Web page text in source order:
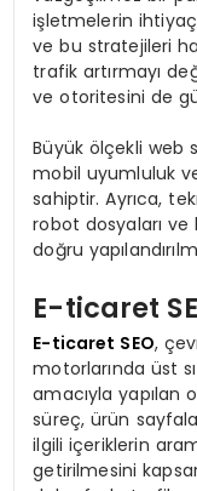
işletmelerin
ve bu stratejileri
trafik artırmayı
ve otoritesini de
Büyük ölçekli web
mobil uyumluluk
sahiptir. Ayrıca,
robot dosyaları ve
doğru
E-ticaret
E-ticaret SEO,
motorlarında üst
amacıyla yapılan
süreç, ürün
ilgili içeriklerin
getirilmesini